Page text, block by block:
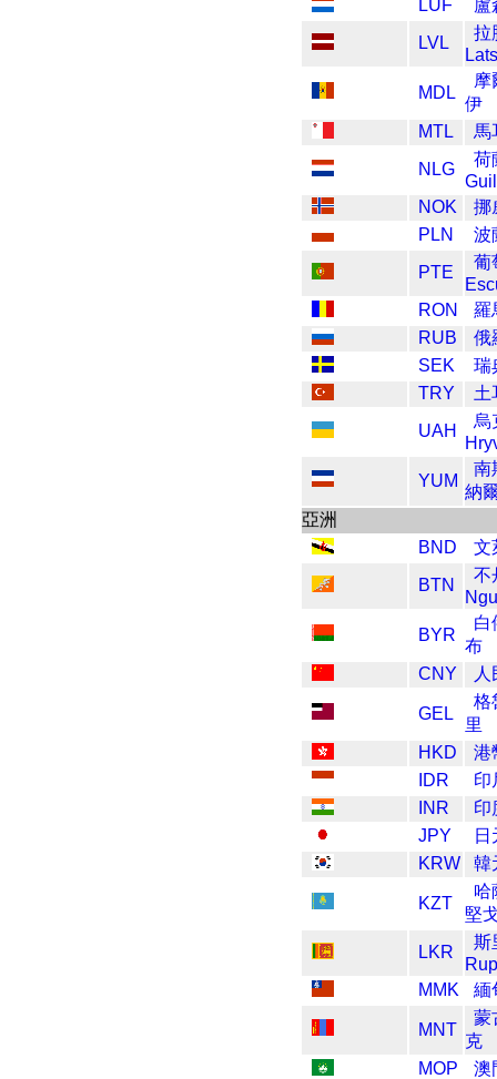
LUF
盧
LVL
拉
MDL
摩
伊
MTL
馬
NLG
荷
NOK
挪
PLN
波
PTE
葡
RON
羅
RUB
俄
SEK
瑞
TRY
土
UAH
烏
YUM
南
納
亞洲
BND
文
BTN
不
BYR
白
布
CNY
人
GEL
格
里
HKD
港
IDR
印
INR
印
JPY
日
KRW
韓
KZT
哈
堅
LKR
斯
MMK
緬
MNT
蒙
克
MOP
澳